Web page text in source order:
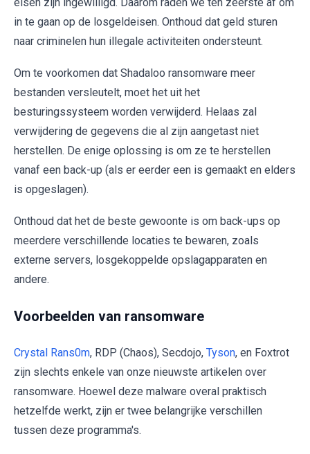
in te gaan op de losgeldeisen. Onthoud dat geld sturen
naar criminelen hun illegale activiteiten ondersteunt.
Om te voorkomen dat Shadaloo ransomware meer
bestanden versleutelt, moet het uit het
besturingssysteem worden verwijderd. Helaas zal
verwijdering de gegevens die al zijn aangetast niet
herstellen. De enige oplossing is om ze te herstellen
vanaf een back-up (als er eerder een is gemaakt en elders
is opgeslagen).
Onthoud dat het de beste gewoonte is om back-ups op
meerdere verschillende locaties te bewaren, zoals
externe servers, losgekoppelde opslagapparaten en
andere.
Voorbeelden van ransomware
Crystal Rans0m, RDP (Chaos), Secdojo, Tyson, en Foxtrot
zijn slechts enkele van onze nieuwste artikelen over
ransomware. Hoewel deze malware overal praktisch
hetzelfde werkt, zijn er twee belangrijke verschillen
tussen deze programma's.